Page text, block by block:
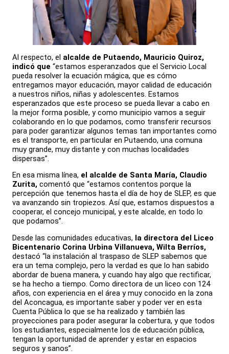
Al respecto, el alcalde de Putaendo, Mauricio Quiroz,
indicó que “estamos esperanzados que el Servicio Local
pueda resolver la ecuación mágica, que es cómo
entregamos mayor educación, mayor calidad de educación
a nuestros niños, niñas y adolescentes. Estamos
esperanzados que este proceso se pueda llevar a cabo en
la mejor forma posible, y como municipio vamos a seguir
colaborando en lo que podamos, como transferir recursos
para poder garantizar algunos temas tan importantes como
es el transporte, en particular en Putaendo, una comuna
muy grande, muy distante y con muchas localidades
dispersas”.
En esa misma línea, el alcalde de Santa María, Claudio
Zurita, comentó que “estamos contentos porque la
percepción que tenemos hasta el día de hoy de SLEP, es que
va avanzando sin tropiezos. Así que, estamos dispuestos a
cooperar, el concejo municipal, y este alcalde, en todo lo
que podamos”.
Desde las comunidades educativas, la directora del Liceo
Bicentenario Corina Urbina Villanueva, Wilta Berríos,
destacó “la instalación al traspaso de SLEP sabemos que
era un tema complejo, pero la verdad es que lo han sabido
abordar de buena manera, y cuando hay algo que rectificar,
se ha hecho a tiempo. Como directora de un liceo con 124
años, con experiencia en el área y muy conocido en la zona
del Aconcagua, es importante saber y poder ver en esta
Cuenta Pública lo que se ha realizado y también las
proyecciones para poder asegurar la cobertura, y que todos
los estudiantes, especialmente los de educación pública,
tengan la oportunidad de aprender y estar en espacios
seguros y sanos”.